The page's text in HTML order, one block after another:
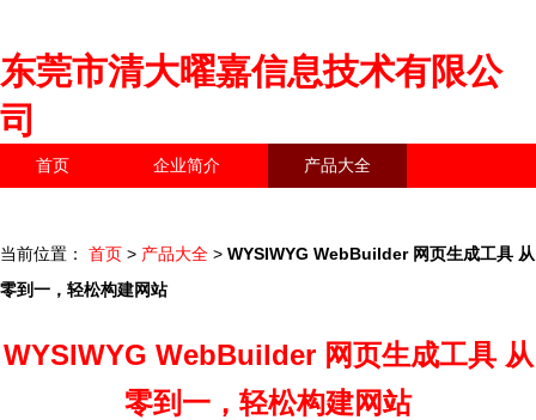
东莞市清大曜嘉信息技术有限公
司
首页 企业简介 产品大全
当前位置： 首页 > 产品大全 > WYSIWYG WebBuilder 网页生成工具 从
零到一，轻松构建网站
WYSIWYG WebBuilder 网页生成工具 从
零到一，轻松构建网站